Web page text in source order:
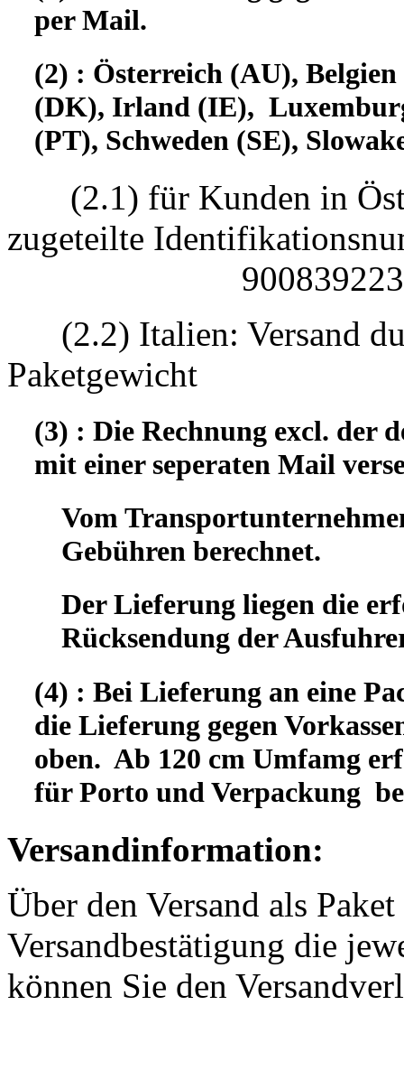
per Mail.
(2) : Österreich (AU),
(DK), Irland (IE),
(PT), Schweden (SE),
(2.1) für Kunden in
zugeteilte
(2.2) Italien: Versand
Paketgewicht
(3) : Die Rechnung excl. der
mit einer seperaten Mail
Vom
Gebühren berechnet.
Der Lieferung liegen die
Rücksendung der
(4) : Bei Lieferung an eine
die Lieferung gegen
oben. Ab 120 cm Umfamg
für Porto und Verpackung
Versandinformation:
Über den Versand als
Versandbestätigung die
können Sie den